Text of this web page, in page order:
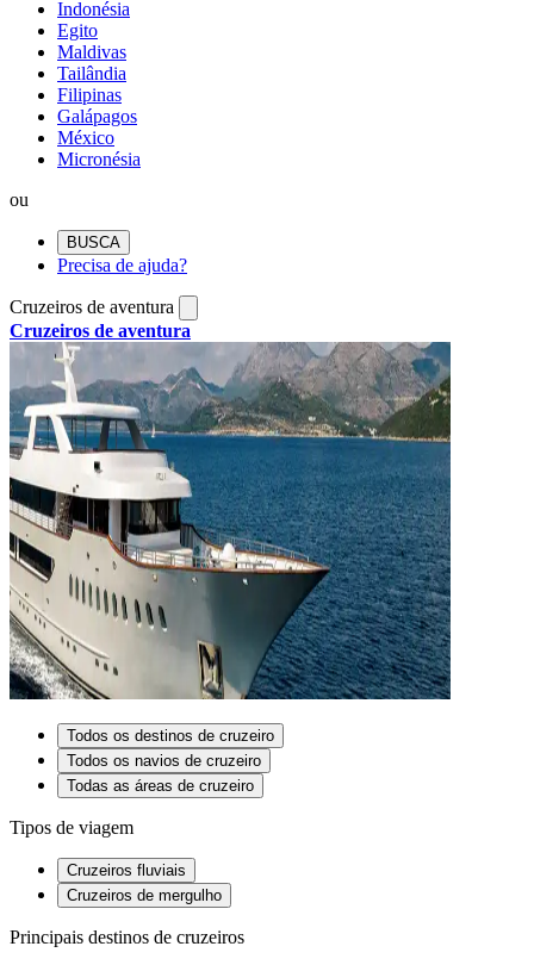
Indonésia
Egito
Maldivas
Tailândia
Filipinas
Galápagos
México
Micronésia
ou
BUSCA
Precisa de ajuda?
Cruzeiros de aventura
Cruzeiros de aventura
Todos os destinos de cruzeiro
Todos os navios de cruzeiro
Todas as áreas de cruzeiro
Tipos de viagem
Cruzeiros fluviais
Cruzeiros de mergulho
Principais destinos de cruzeiros